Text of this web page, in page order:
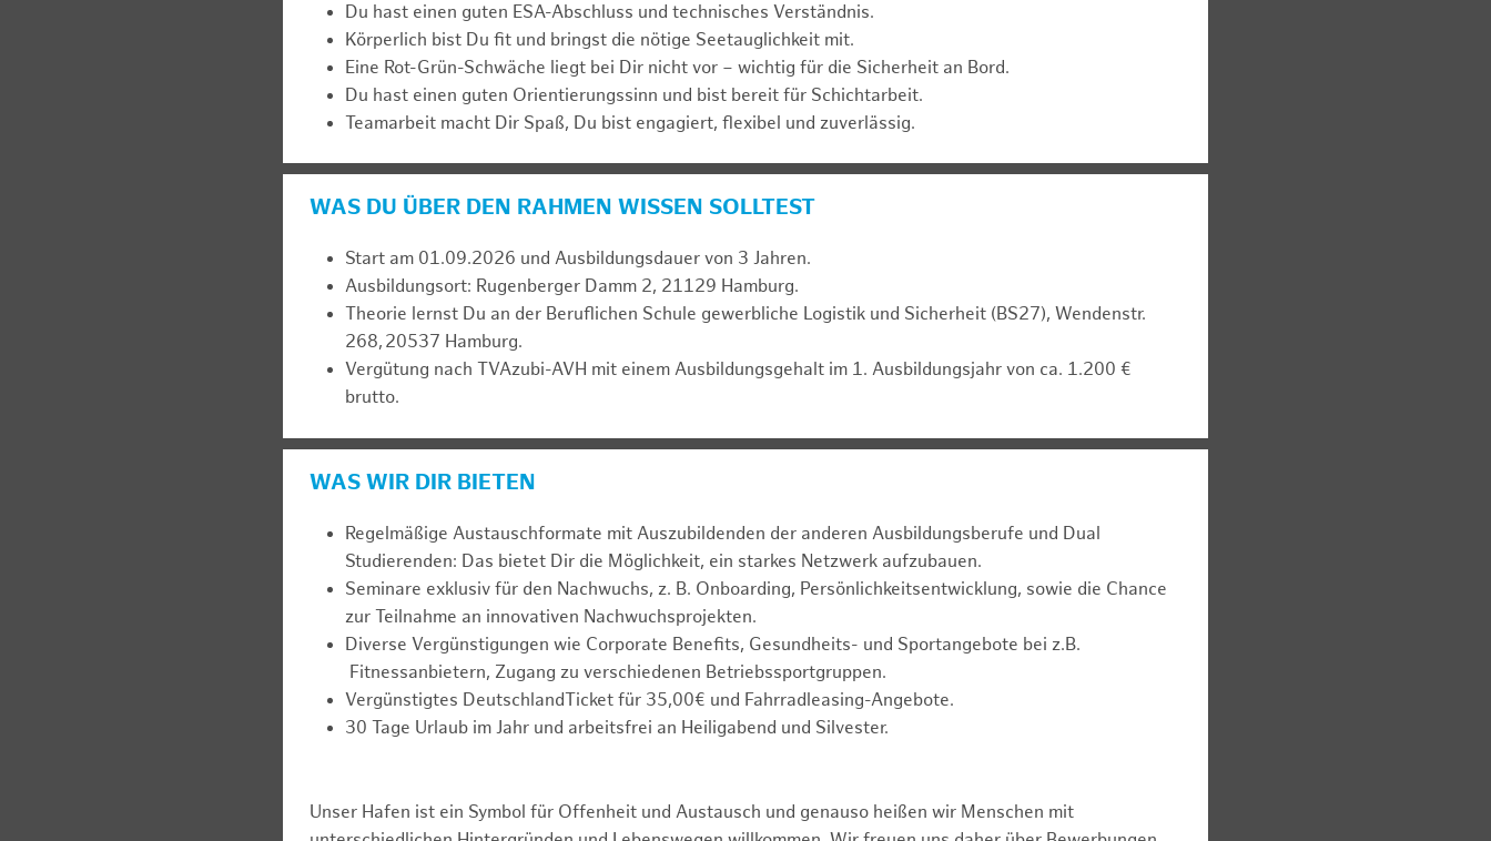
Du hast einen guten ESA-Abschluss und technisches Verständnis.
Körperlich bist Du fit und bringst die nötige Seetauglichkeit mit.
Eine Rot-Grün-Schwäche liegt bei Dir nicht vor – wichtig für die Sicherheit an Bord.
Du hast einen guten Orientierungssinn und bist bereit für Schichtarbeit.
Teamarbeit macht Dir Spaß, Du bist engagiert, flexibel und zuverlässig.
WAS DU ÜBER DEN RAHMEN WISSEN SOLLTEST
Start am 01.09.2026 und Ausbildungsdauer von 3 Jahren.
Ausbildungsort: Rugenberger Damm 2, 21129 Hamburg.
Theorie lernst Du an der Beruflichen Schule gewerbliche Logistik und Sicherheit (BS27), Wendenstr.
268, 20537 Hamburg.
Vergütung nach TVAzubi-AVH mit einem Ausbildungsgehalt im 1. Ausbildungsjahr von ca. 1.200 €
brutto.
WAS WIR DIR BIETEN
Regelmäßige Austauschformate mit Auszubildenden der anderen Ausbildungsberufe und Dual
Studierenden: Das bietet Dir die Möglichkeit, ein starkes Netzwerk aufzubauen.
Seminare exklusiv für den Nachwuchs, z. B. Onboarding, Persönlichkeitsentwicklung, sowie die Chance
zur Teilnahme an innovativen Nachwuchsprojekten.
Diverse Vergünstigungen wie Corporate Benefits, Gesundheits- und Sportangebote bei z.B.
Fitnessanbietern, Zugang zu verschiedenen Betriebssportgruppen.
Vergünstigtes DeutschlandTicket für 35,00€ und Fahrradleasing-Angebote.
30 Tage Urlaub im Jahr und arbeitsfrei an Heiligabend und Silvester.
Unser Hafen ist ein Symbol für Offenheit und Austausch und genauso heißen wir Menschen mit